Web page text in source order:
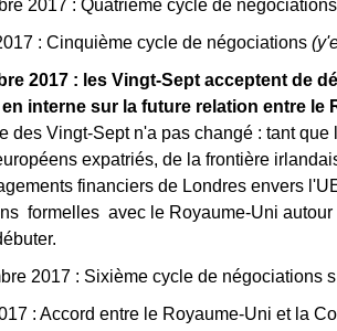
2017 : Quatrième cycle de négociations
: Cinquième cycle de négociations
2017 : les Vingt-Sept acceptent de
en interne sur la future relation entre le
des Vingt-Sept n'a pas changé : tant que
expatriés, de la frontière
financiers de Londres envers
formelles avec le Royaume-Uni autour
2017 : Sixième cycle de négociations
: Accord entre le Royaume-Uni et la